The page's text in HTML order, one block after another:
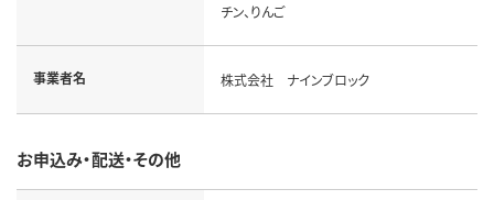
チン、りんご
事業者名 株式会社 ナインブロック
お申込み・配送・その他